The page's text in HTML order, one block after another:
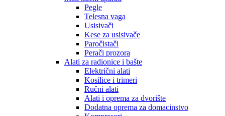
Pegle
Telesna vaga
Usisivači
Kese za usisivače
Paročistači
Perači prozora
Alati za radionice i bašte
Električni alati
Kosilice i trimeri
Ručni alati
Alati i oprema za dvorište
Dodatna oprema za domacinstvo